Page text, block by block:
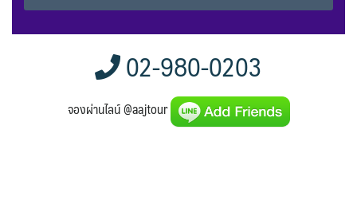
Alternative:
02-980-0203
จองผ่านไลน์ @aajtour